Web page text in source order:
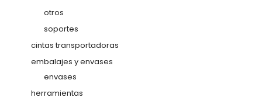
otros
soportes
cintas transportadoras
embalajes y envases
envases
herramientas